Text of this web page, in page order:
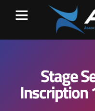
Stage
Inscription